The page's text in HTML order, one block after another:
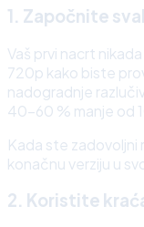
1. Započnite
Vaš prvi nacrt
720p kako biste
nadogradnje
40–60 % manje od
Kada ste
konačnu verziju u
2. Koristite